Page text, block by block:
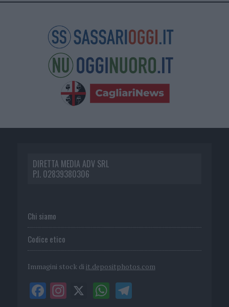
DIRETTA MEDIA ADV SRL
P.I. 02839380306
Chi siamo
Codice etico
Immagini stock di it.depositphotos.com